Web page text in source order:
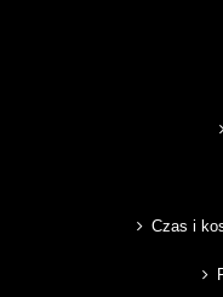
Czas i